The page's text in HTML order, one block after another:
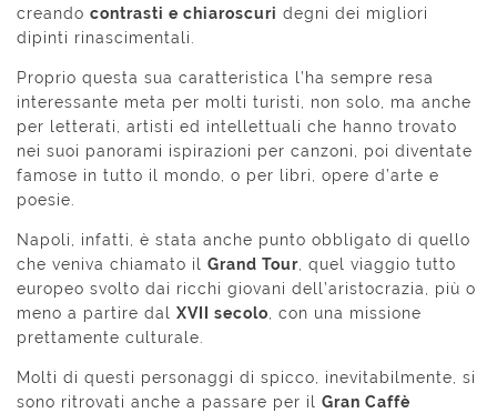
creando contrasti e chiaroscuri degni dei migliori
dipinti rinascimentali.
Proprio questa sua caratteristica l’ha sempre resa
interessante meta per molti turisti, non solo, ma anche
per letterati, artisti ed intellettuali che hanno trovato
nei suoi panorami ispirazioni per canzoni, poi diventate
famose in tutto il mondo, o per libri, opere d’arte e
poesie.
Napoli, infatti, è stata anche punto obbligato di quello
che veniva chiamato il Grand Tour, quel viaggio tutto
europeo svolto dai ricchi giovani dell’aristocrazia, più o
meno a partire dal XVII secolo, con una missione
prettamente culturale.
Molti di questi personaggi di spicco, inevitabilmente, si
sono ritrovati anche a passare per il Gran Caffè